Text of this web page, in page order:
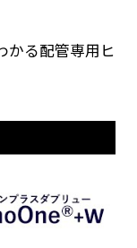
かる配管専用ヒ